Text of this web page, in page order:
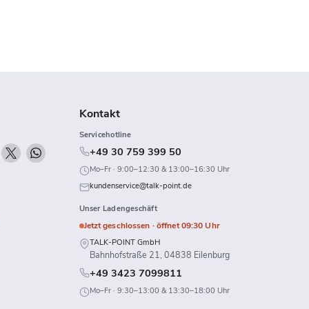
FindenFinden
Kontakt
Servicehotline
+49 30 759 399 50
Mo–Fr · 9:00–12:30 & 13:00–16:30 Uhr
kundenservice@talk-point.de
Unser Ladengeschäft
Jetzt geschlossen · öffnet 09:30 Uhr
TALK-POINT GmbH
Bahnhofstraße 21, 04838 Eilenburg
+49 3423 7099811
Mo–Fr · 9:30–13:00 & 13:30–18:00 Uhr